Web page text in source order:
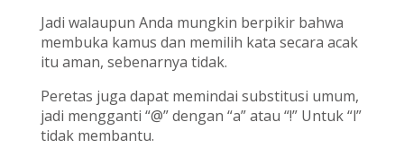
Jadi walaupun Anda mungkin berpikir bahwa
membuka kamus dan memilih kata secara acak
itu aman, sebenarnya tidak.
Peretas juga dapat memindai substitusi umum,
jadi mengganti “@” dengan “a” atau “!” Untuk “l”
tidak membantu.